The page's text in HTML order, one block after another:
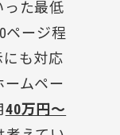
った最低
ページ程
も対応
ームペー
40万円〜